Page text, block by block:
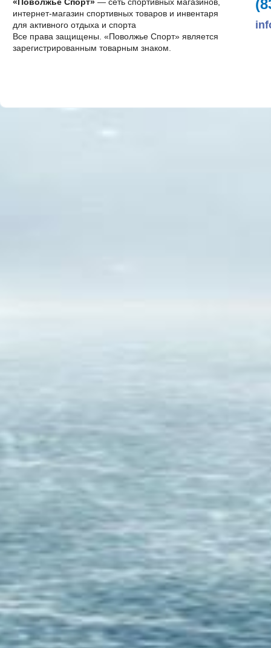
интернет-магазин спортивных товаров и инвентаря
для активного отдыха и спорта
Все права защищены. «Поволжье Спорт» является
зарегистрированным товарным знаком.